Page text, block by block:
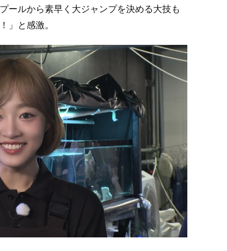
ールから素早く大ジャンプを決める大技も
」と感激。